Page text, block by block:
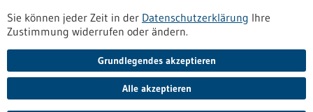
Informiert bleiben
Newsletter abonnieren
Sie können jeder Zeit in der Datenschutzerklärung Ihre
Zustimmung widerrufen oder ändern.
Grundlegendes akzeptieren
Alle akzeptieren